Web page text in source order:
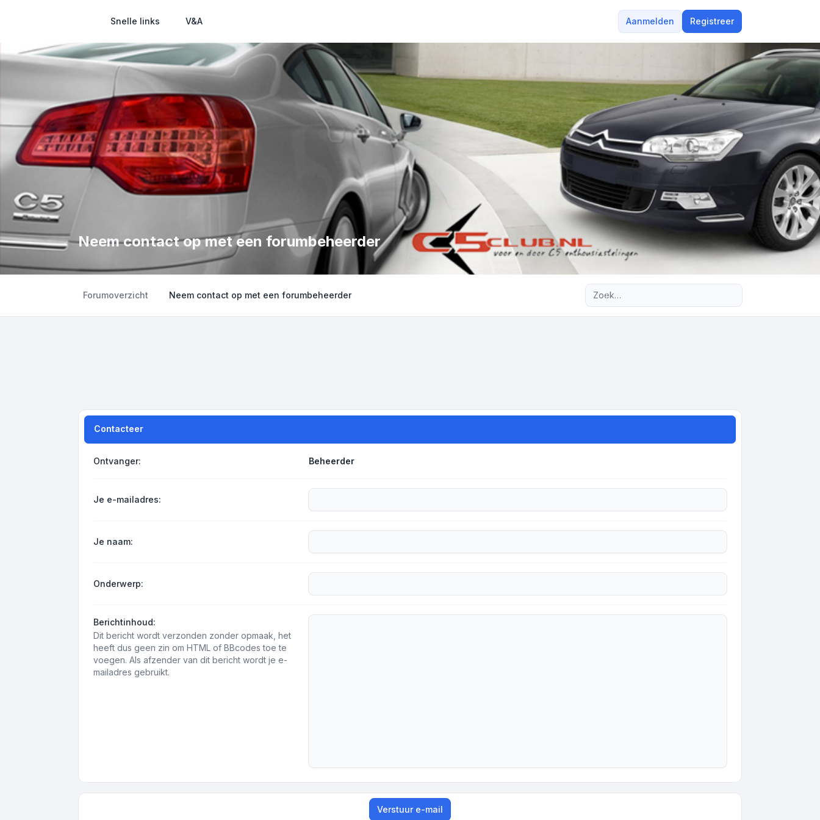
Snelle links V&A Aanmelden Registreer
Neem contact op met een forumbeheerder
Forumoverzicht Neem contact op met een forumbeheerder
Contacteer
Ontvanger: Beheerder
Je e-mailadres:
Je naam:
Onderwerp:
Berichtinhoud:
Dit bericht wordt verzonden zonder opmaak, het
heeft dus geen zin om HTML of BBcodes toe te
voegen. Als afzender van dit bericht wordt je e-
mailadres gebruikt.
Verstuur e-mail